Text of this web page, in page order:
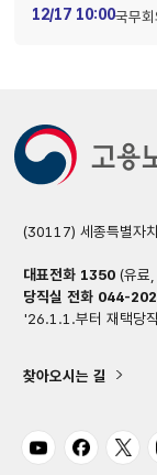
12/17 10:00국무회
(30117) 세종특별자
대표전화 1350(유료,
당직실 전화 044-
'26.1.1.부터 재택당
찾아오시는 길
유튜브 페이스북트위터